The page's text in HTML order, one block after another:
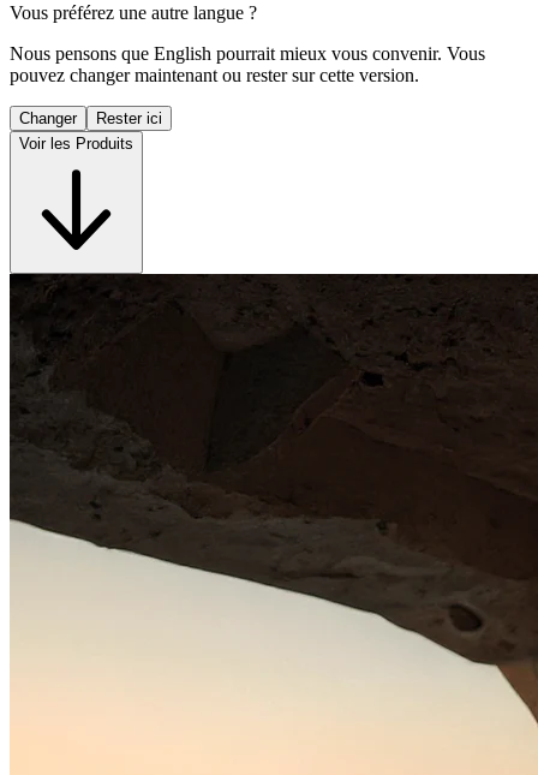
Vous préférez une autre langue ?
Nous pensons que English pourrait mieux vous convenir. Vous
pouvez changer maintenant ou rester sur cette version.
Changer
Rester ici
Voir les Produits